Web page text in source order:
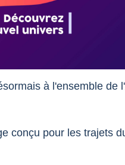
à l'ensemble de
conçu pour les trajets